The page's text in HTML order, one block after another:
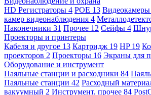
HD Регистраторы 4 POE 13 Видеокамеры
камер видеонаблюдения 4
Наконечники 31 Прочее 12 Сейфы 4
Проекторы и принтеры
Кабеля и другое 13 Картридж 19 HP 19
проекторов 2 Проекторы 16 Экраны для
Оборудование и инструмент
Паяльные станции и расходники 84
Паяльные станции 42 Расходный
вакуумный 2 Инструмент, прочее 84